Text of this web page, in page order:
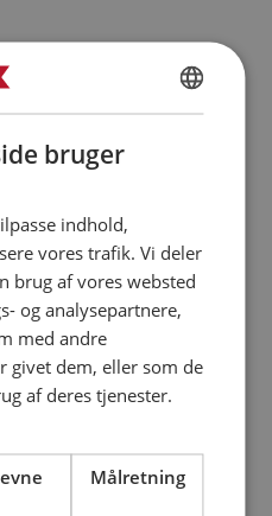
DANISH
ENGLISH TRANSLATION
bruger
indhold,
vores trafik. Vi deler
brug af vores websted
og analysepartnere,
med andre
givet dem, eller som de
af deres tjenester.
Målretning